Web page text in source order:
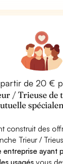
de 20 €
/ Trieuse de
construit des
Trieur /
entreprise ayant
usagés vous